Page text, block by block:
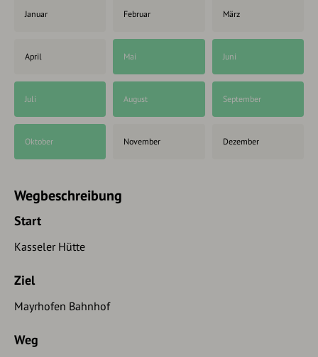
Januar Februar März
April Mai Juni
Juli August September
Oktober November Dezember
Wegbeschreibung
Start
Kasseler Hütte
Ziel
Mayrhofen Bahnhof
Weg